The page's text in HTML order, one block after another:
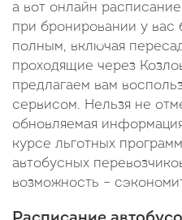
а вот онлайн
при бронировании у вас
полным, включая
проходящие через
предлагаем вам
сервисом. Нельзя не
обновляемая
курсе льготных
автобусных
возможность –